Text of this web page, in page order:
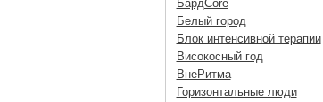
БардCore
Белый город
Блок интенсивной терапии
Високосный год
ВнеРитма
Горизонтальные люди